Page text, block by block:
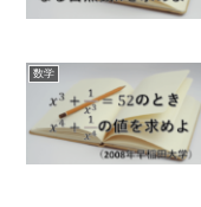
数学